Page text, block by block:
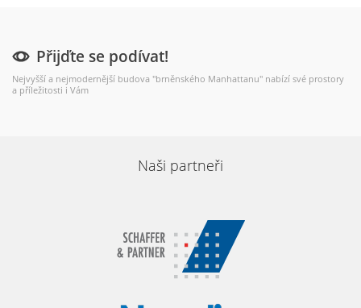
Přijďte se podívat!
Nejvyšší a nejmodernější budova "brněnského Manhattanu" nabízí své prostory
a příležitosti i Vám
Naši partneři